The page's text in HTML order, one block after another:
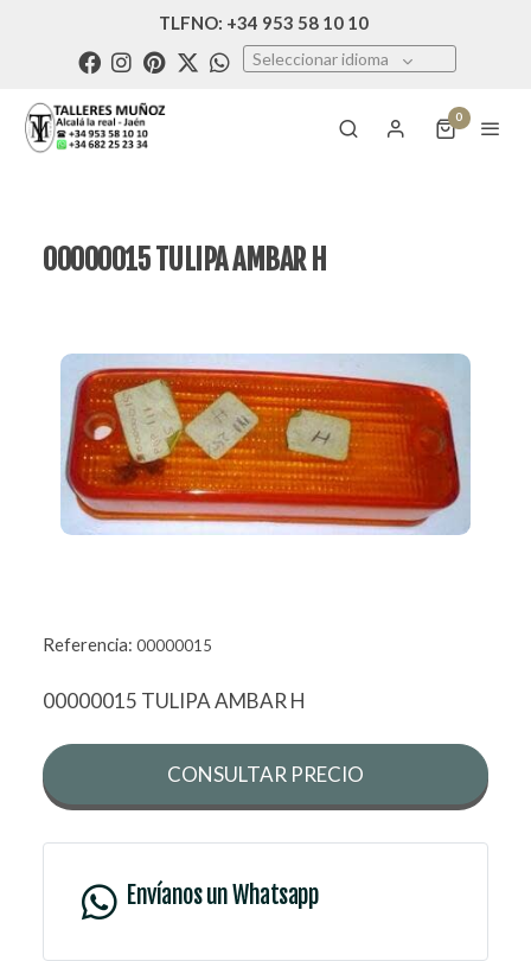
TLFNO: +34 953 58 10 10
Seleccionar idioma
0
00000015 TULIPA AMBAR H
Referencia: 00000015
00000015 TULIPA AMBAR H
CONSULTAR PRECIO
Envíanos un Whatsapp